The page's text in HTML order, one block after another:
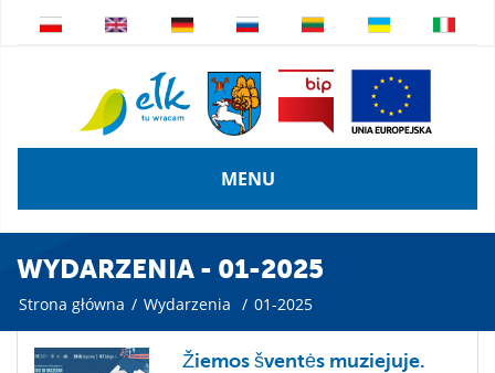
MENU
WYDARZENIA - 01-2025
Strona główna / Wydarzenia / 01-2025
Žiemos šventės muziejuje.